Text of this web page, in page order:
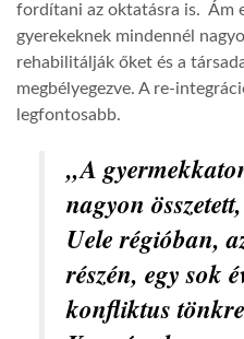
fordítani az oktatásra is. Ám
gyerekeknek mindennél
rehabilitálják őket és a
megbélyegezve. A re-
legfontosabb.
„A
nagyon
Uele régióban,
részén, egy sok
konfliktus